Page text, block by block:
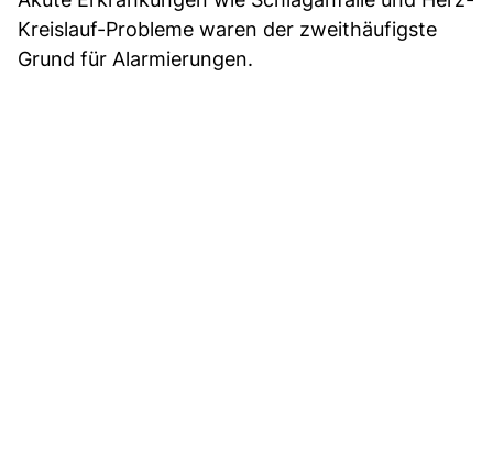
Kreislauf-Probleme waren der zweithäufigste
Grund für Alarmierungen.